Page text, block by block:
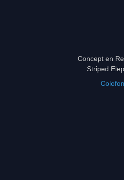
Concept en
Striped
Colofon